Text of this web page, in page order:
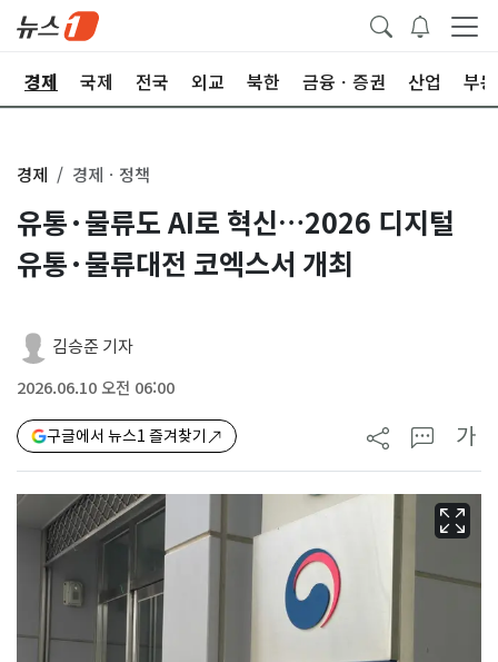
경제 국제 전국 외교 북한 금융ㆍ증권 산업 부
경제 경제ㆍ정책
유통·물류도 AI로 혁신…2026 디지털
유통·물류대전 코엑스서 개최
김승준 기자
2026.06.10 오전 06:00
구글에서 뉴스1 즐겨찾기 가